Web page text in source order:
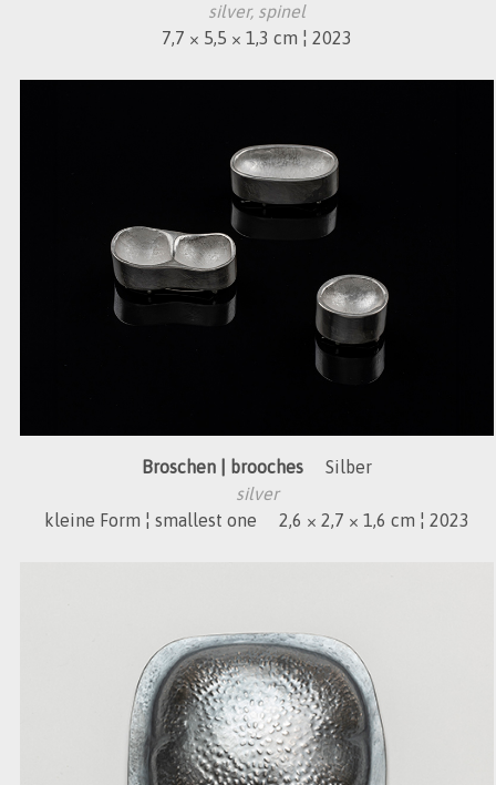
silver, spinel
7,7 × 5,5 × 1,3 cm ¦ 2023
Broschen | brooches Silber
silver
kleine Form ¦ smallest one 2,6 × 2,7 × 1,6 cm ¦ 2023